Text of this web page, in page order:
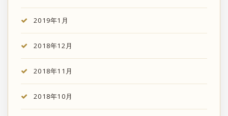
2019年1月
2018年12月
2018年11月
2018年10月